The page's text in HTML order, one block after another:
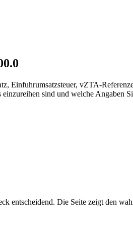
Einfuhrumsatzsteuer, vZTA-
sind und welche Angaben
entscheidend. Die Seite zeigt den